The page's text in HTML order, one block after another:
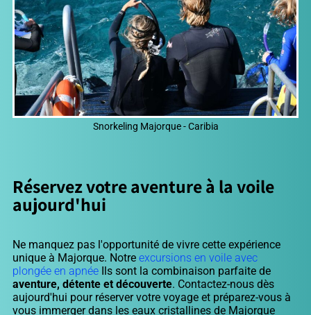
Snorkeling Majorque - Caribia
Réservez votre aventure à la voile
aujourd'hui
Ne manquez pas l'opportunité de vivre cette expérience
unique à Majorque. Notre excursions en voile avec
plongée en apnée Ils sont la combinaison parfaite de
aventure, détente et découverte. Contactez-nous dès
aujourd'hui pour réserver votre voyage et préparez-vous à
vous immerger dans les eaux cristallines de Majorque